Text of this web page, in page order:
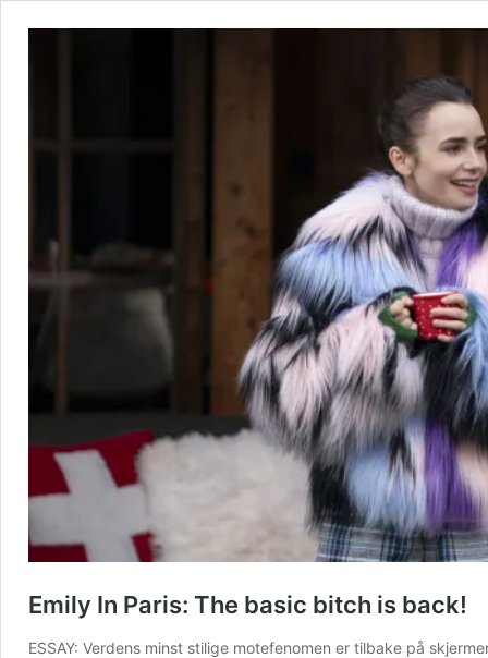
Emily In Paris: The basic bitch is back!
ESSAY: Verdens minst stilige motefenomen er tilbake på